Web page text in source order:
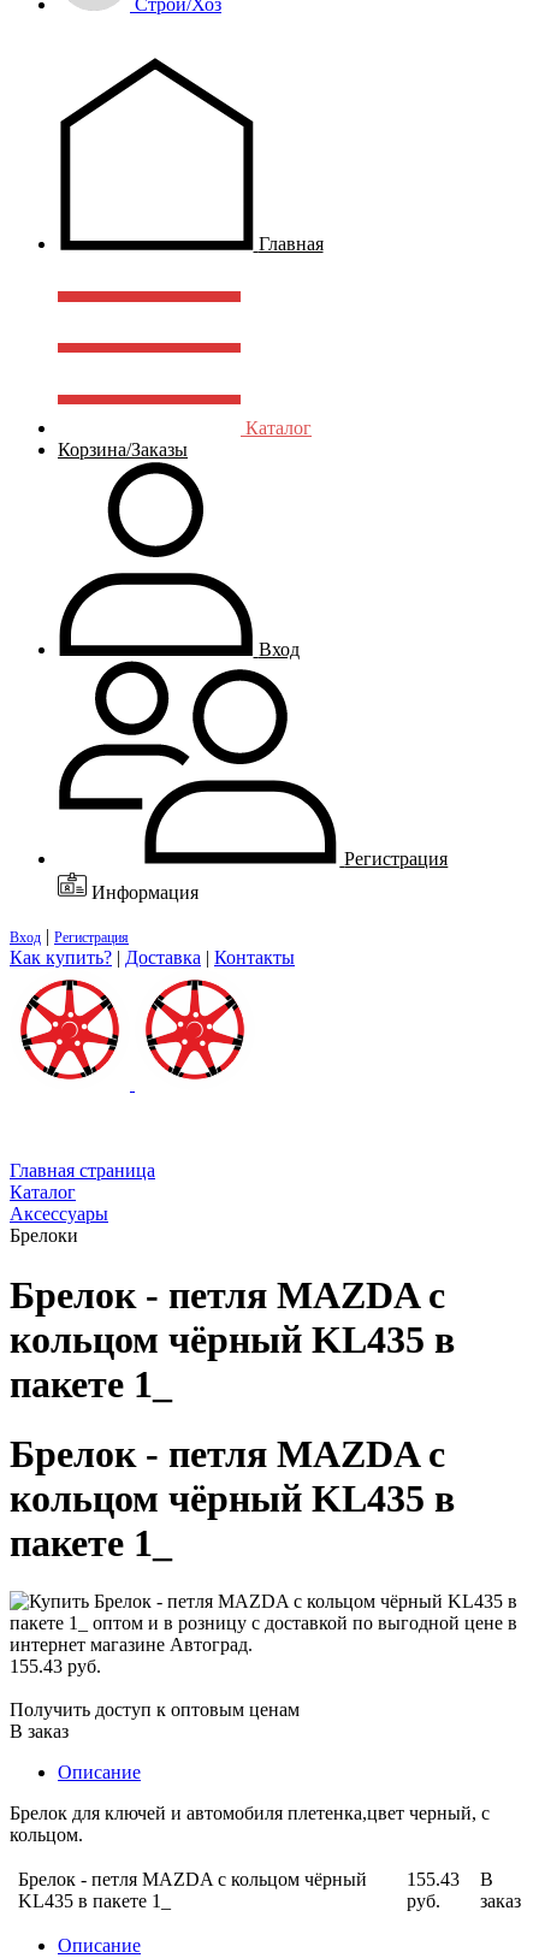
Строй/Хоз
Главная
Каталог
Корзина/Заказы
Вход
Регистрация
Информация
Вход | Регистрация
Как купить? | Доставка | Контакты
Главная страница
Каталог
Аксессуары
Брелоки
Брелок - петля MAZDA с
кольцом чёрный KL435 в
пакете 1_
Брелок - петля MAZDA с
кольцом чёрный KL435 в
пакете 1_
155.43 руб.
Получить доступ к оптовым ценам
В заказ
Описание
Брелок для ключей и автомобиля плетенка,цвет черный, с
кольцом.
Брелок - петля MAZDA с кольцом чёрный
KL435 в пакете 1_
155.43
руб.
В
заказ
Описание